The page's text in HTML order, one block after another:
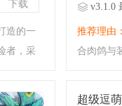
下载
造的一
者，采
兴趣的
v3.1.0
推荐理由：
合肉鸽与
局内肉
超级逗